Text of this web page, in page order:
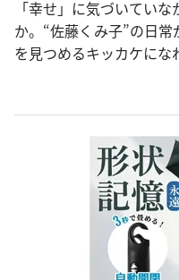
「幸せ」に気づいてい
か。“佐藤くみ子”の日
を見つめるキッカケにな